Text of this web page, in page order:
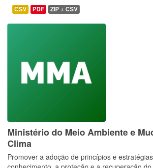
CSV PDF ZIP + CSV
Ministério do Meio Ambiente e
Clima
Promover a adoção de princípios e